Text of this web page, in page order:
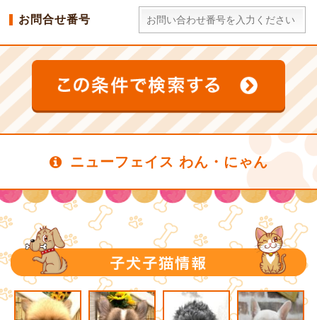
お問合せ番号
ニューフェイス わん・にゃん